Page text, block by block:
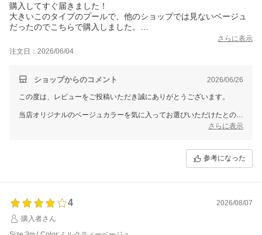
購入してすぐ届きました！
大きいこのタイプのプールで、他のショップでは見ないベージュ
だったのでこちらで購入しました。
側面はかなり丈夫そうですが、底は普通のビニールプールと同じ
で強化はされてなさそうなので、地面に擦りすぎとかには気をつ
なので余裕があれば、底はマットを敷くほうがいいですね。
分が何年か使っていたら錆びないかだけちょっと不安ですが、買
ってよかったです。
さらに表示
注文日：2026/06/04
ショップからのコメント 2026/06/26
この度は、レビューをご投稿いただき誠にありがとうございます。
当店オリジナルのベージュカラーを気に入ってお選びいただけたとのこ
との実際のご感想も、これからご購入を検討されるお客様にとって大変
また、スタンド部分につきましても、ご使用後は水気をしっかり拭き取
り、十分に乾燥させてから保管いただくことで、より長くご使用いただ
さらに表示
参考になった
4
2026/08/07
購入者さん